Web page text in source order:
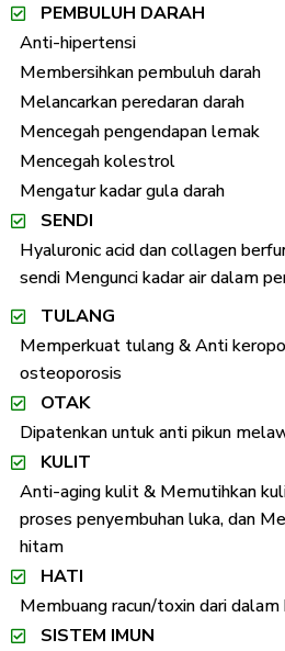
PEMBULUH DARAH
Anti-hipertensi
Membersihkan pembuluh darah
Melancarkan peredaran darah
Mencegah pengendapan lemak
Mencegah kolestrol
Mengatur kadar gula darah
SENDI
Hyaluronic acid dan collagen
sendi Mengunci kadar air dalam
TULANG
Memperkuat tulang & Anti
osteoporosis
OTAK
Dipatenkan untuk anti pikun
KULIT
Anti-aging kulit & Memutihkan
proses penyembuhan luka, dan
hitam
HATI
Membuang racun/toxin dari dalam
SISTEM IMUN